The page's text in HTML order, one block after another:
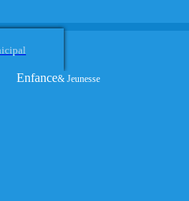
Enfance& Jeunesse